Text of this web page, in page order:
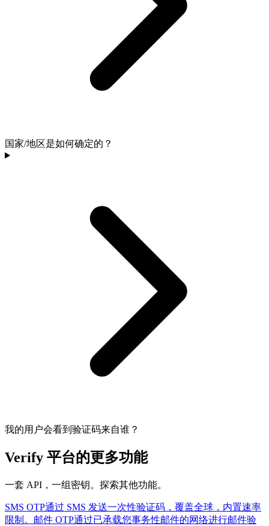
国家/地区是如何确定的？
我的用户会看到验证码来自谁？
Verify 平台的更多功能
一套 API，一组密钥。探索其他功能。
SMS OTP通过 SMS 发送一次性验证码，覆盖全球，内置速率
限制。 邮件 OTP通过已承载您事务性邮件的网络进行邮件验